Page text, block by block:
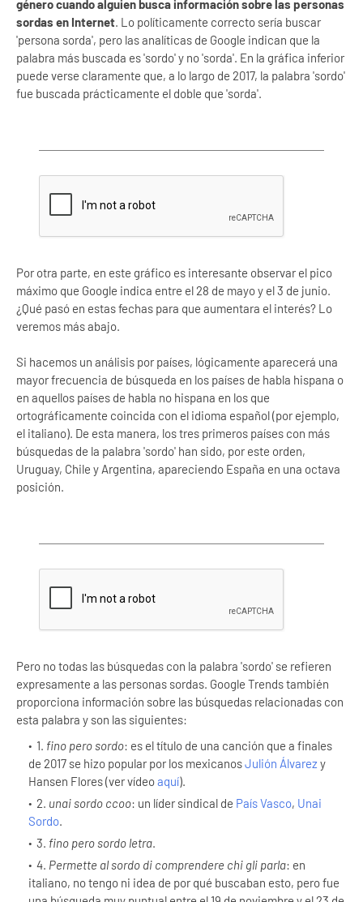
género cuando alguien busca información sobre las personas
sordas en Internet. Lo políticamente correcto sería buscar
'persona sorda', pero las analíticas de Google indican que la
palabra más buscada es 'sordo' y no 'sorda'. En la gráfica inferior
puede verse claramente que, a lo largo de 2017, la palabra 'sordo'
fue buscada prácticamente el doble que 'sorda'.
Por otra parte, en este gráfico es interesante observar el pico
máximo que Google indica entre el 28 de mayo y el 3 de junio.
¿Qué pasó en estas fechas para que aumentara el interés? Lo
veremos más abajo.
Si hacemos un análisis por países, lógicamente aparecerá una
mayor frecuencia de búsqueda en los países de habla hispana o
en aquellos países de habla no hispana en los que
ortográficamente coincida con el idioma español (por ejemplo,
el italiano). De esta manera, los tres primeros países con más
búsquedas de la palabra 'sordo' han sido, por este orden,
Uruguay, Chile y Argentina, apareciendo España en una octava
posición.
Pero no todas las búsquedas con la palabra 'sordo' se refieren
expresamente a las personas sordas. Google Trends también
proporciona información sobre las búsquedas relacionadas con
esta palabra y son las siguientes:
1. fino pero sordo: es el título de una canción que a finales
de 2017 se hizo popular por los mexicanosJulión Álvarez y
Hansen Flores (ver vídeoaquí).
2. unai sordo ccoo: un líder sindical de País Vasco, Unai
Sordo.
3. fino pero sordo letra.
4. Permette al sordo di comprendere chi gli parla: en
italiano, no tengo ni idea de por qué buscaban esto, pero fue